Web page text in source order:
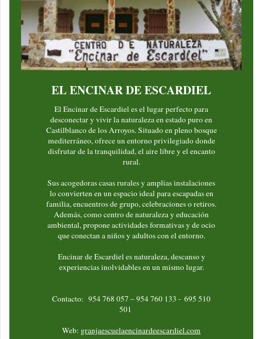
EL ENCINAR DE ESCARDIEL
El Encinar de Escardiel es el lugar perfecto para
desconectar y vivir la naturaleza en estado puro en
Castilblanco de los Arroyos. Situado en pleno bosque
mediterráneo, ofrece un entorno privilegiado donde
disfrutar de la tranquilidad, el aire libre y el encanto
rural.
Sus acogedoras casas rurales y amplias instalaciones
lo convierten en un espacio ideal para escapadas en
familia, encuentros de grupo, celebraciones o retiros.
Además, como centro de naturaleza y educación
ambiental, propone actividades formativas y de ocio
que conectan a niños y adultos con el entorno.
Encinar de Escardiel es naturaleza, descanso y
experiencias inolvidables en un mismo lugar.
Contacto: 954 768 057 – 954 760 133 - 695 510
501
Web: granjaescuelaencinardeescardiel.com